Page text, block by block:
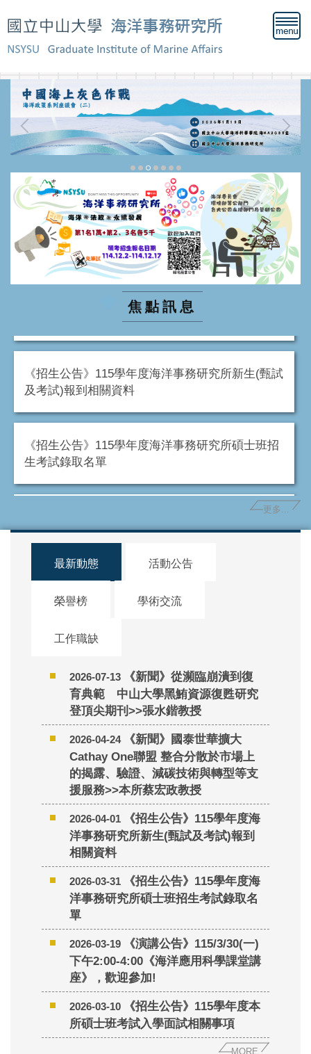
到
要
焦點訊息
《新聞》國泰世華擴大Cathay One聯盟 整合分散
於市場上的揭露、驗證、減碳技術與轉型等支援服
務>>本所蔡宏政教授
《招生公告》115學年度海洋事務研究所新生(甄試
及考試)報到相關資料
《招生公告》115學年度海洋事務研究所碩士班招
生考試錄取名單
《演講公告》115/3/30(一)下午2:00-4:00《海洋應
用科學課堂講座》，歡迎參加!
《招生公告》115學年度本所碩士班考試入學面試
相關事項
任本所，並恭賀升等副教授
更多...
最新動態 活動公告
榮譽榜 學術交流
工作職缺
2026-07-13
《新聞》從瀕臨崩潰到復
育典範 中山大學黑鮪資源復甦研究
登頂尖期刊>>張水鍇教授
2026-04-24
《新聞》國泰世華擴大
Cathay One聯盟 整合分散於市場上
的揭露、驗證、減碳技術與轉型等支
援服務>>本所蔡宏政教授
2026-04-01
《招生公告》115學年度海
洋事務研究所新生(甄試及考試)報到
相關資料
2026-03-31
《招生公告》115學年度海
洋事務研究所碩士班招生考試錄取名
單
2026-03-19
《演講公告》115/3/30(一)
下午2:00-4:00《海洋應用科學課堂講
座》，歡迎參加!
2026-03-10
《招生公告》115學年度本
所碩士班考試入學面試相關事項
MORE